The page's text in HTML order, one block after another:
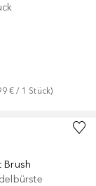
€ / 1 Stück)
Brush